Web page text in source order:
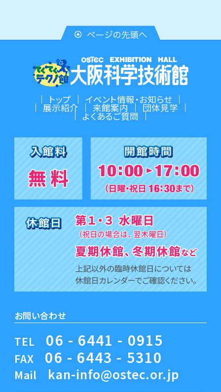
トップ イベント情報・お知らせ
展示紹介 来館案内 団体見学
よくあるご質問
お問い合わせ
TEL 06 - 6441 - 0915
FAX 06 - 6443 - 5310
Mail kan-info@ostec.or.jp